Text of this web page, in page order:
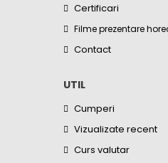
Certificari
Filme prezentare
Contact
UTIL
Cumperi
Vizualizate recent
Curs valutar